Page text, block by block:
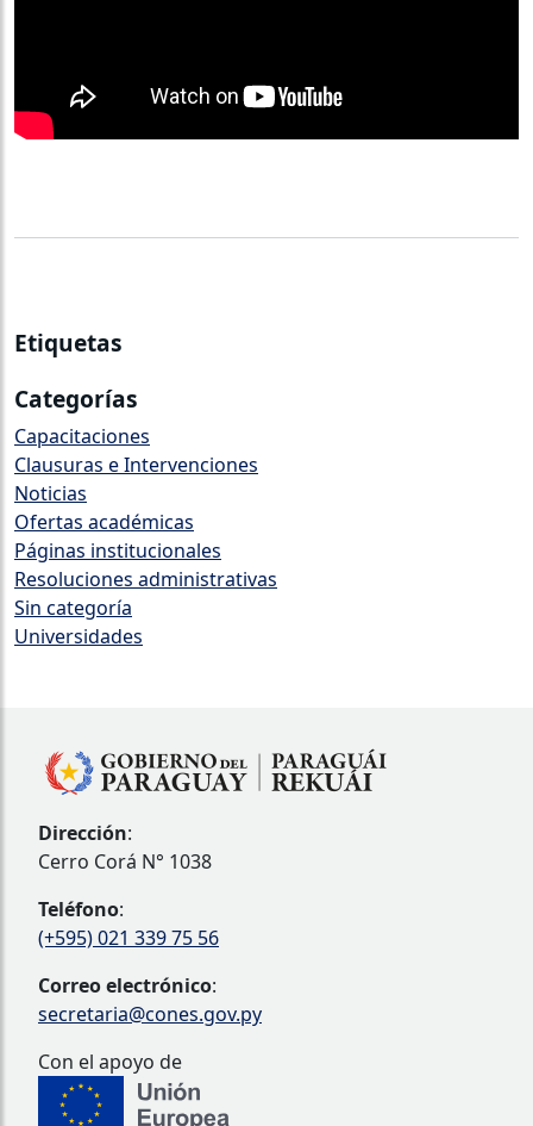
Etiquetas
Categorías
Capacitaciones
Clausuras e Intervenciones
Noticias
Ofertas académicas
Páginas institucionales
⁠Resoluciones administrativas
Sin categoría
Universidades
Dirección:
Cerro Corá N° 1038
Teléfono:
(+595) 021 339 75 56
Correo electrónico:
secretaria@cones.gov.py
Con el apoyo de